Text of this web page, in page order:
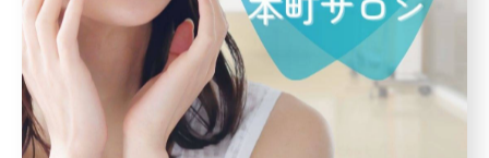
く、短期間で劇的な白さを求める方には物足りない場合
があります。また、配合量や製品の品質によって効果の
実感度に差が出ることも指摘されています。
選び方のポイントとしては、卵殻アパタイトの配合量